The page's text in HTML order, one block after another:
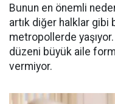
Bunun en önemli
artık diğer halklar
metropollerde
düzeni büyük aile
vermiyor.